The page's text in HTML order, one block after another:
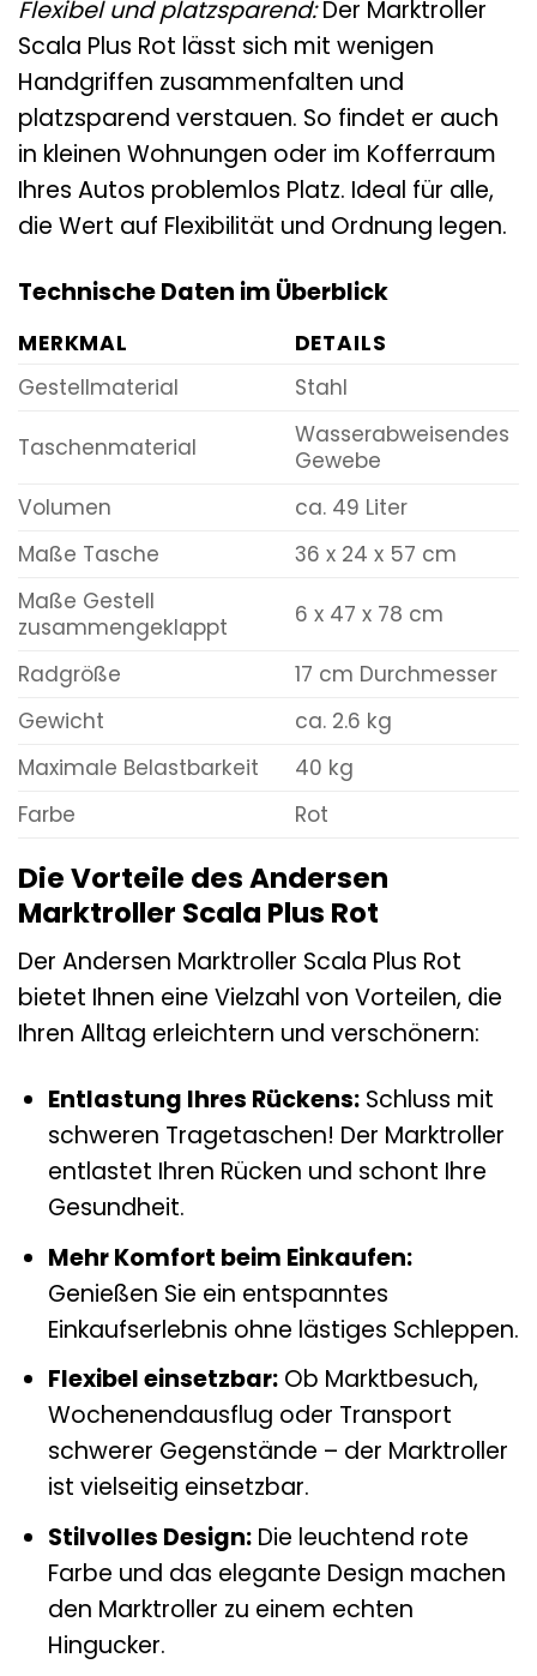
Flexibel und platzsparend:Der Marktroller
Scala Plus Rot lässt sich mit wenigen
Handgriffen zusammenfalten und
platzsparend verstauen. So findet er auch
in kleinen Wohnungen oder im Kofferraum
Ihres Autos problemlos Platz. Ideal für alle,
die Wert auf Flexibilität und Ordnung legen.
Technische Daten im Überblick
MERKMAL
DETAILS
Gestellmaterial
Stahl
Taschenmaterial
Wasserabweisendes
Gewebe
Volumen
ca. 49 Liter
Maße Tasche
36 x 24 x 57 cm
Maße Gestell
zusammengeklappt
6 x 47 x 78 cm
Radgröße
17 cm Durchmesser
Gewicht
ca. 2.6 kg
Maximale Belastbarkeit
40 kg
Farbe
Rot
Die Vorteile des Andersen
Marktroller Scala Plus Rot
Der Andersen Marktroller Scala Plus Rot
bietet Ihnen eine Vielzahl von Vorteilen, die
Ihren Alltag erleichtern und verschönern:
Entlastung Ihres Rückens:Schluss mit
schweren Tragetaschen! Der Marktroller
entlastet Ihren Rücken und schont Ihre
Gesundheit.
Mehr Komfort beim Einkaufen:
Genießen Sie ein entspanntes
Einkaufserlebnis ohne lästiges Schleppen.
Flexibel einsetzbar:Ob Marktbesuch,
Wochenendausflug oder Transport
schwerer Gegenstände – der Marktroller
ist vielseitig einsetzbar.
Stilvolles Design:Die leuchtend rote
Farbe und das elegante Design machen
den Marktroller zu einem echten
Hingucker.